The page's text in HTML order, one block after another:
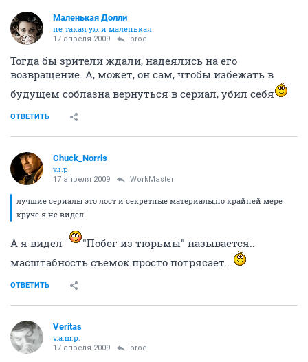
Маленькая Долли
не такая уж и маленькая
17 апреля 2009 brod
Тогда бы зрители ждали, надеялись на его
возвращение. А, может, он сам, чтобы избежать в
будущем соблазна вернуться в сериал, убил себя
ОТВЕТИТЬ
Chuck_Norris
v.i.p.
17 апреля 2009 WorkMaster
лучшие сериалы это лост и секретные материалы,по крайней мере
круче я не видел
А я видел
"Побег из тюрьмы" называется..
масштабность съемок просто потрясает...
ОТВЕТИТЬ
Veritas
v.a.m.p.
17 апреля 2009 brod